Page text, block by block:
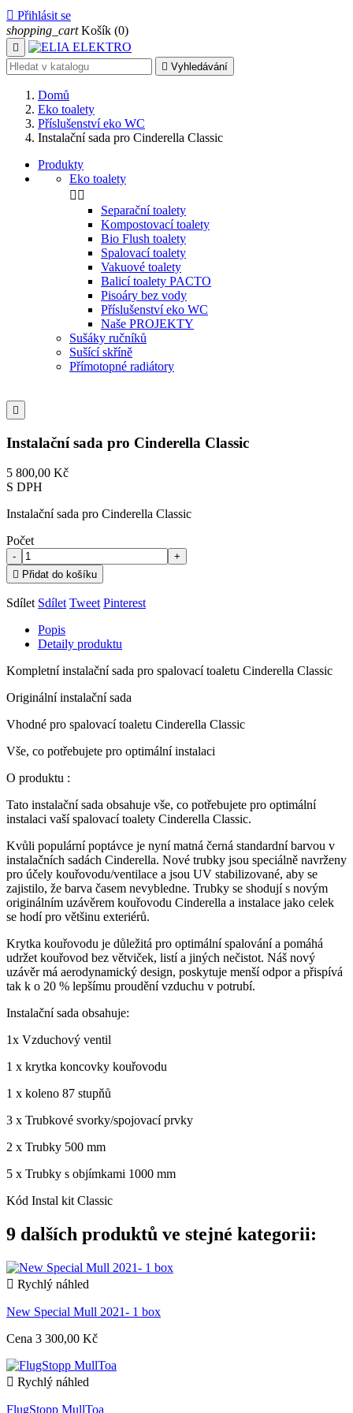
 Přihlásit se
shopping_cart Košík (0)

 Vyhledávání
Domů
Eko toalety
Příslušenství eko WC
Instalační sada pro Cinderella Classic
Produkty
Eko toalety
 
Separační toalety
Kompostovací toalety
Bio Flush toalety
Spalovací toalety
Vakuové toalety
Balicí toalety PACTO
Pisoáry bez vody
Příslušenství eko WC
Naše PROJEKTY
Sušáky ručníků
Sušící skříně
Přímotopné radiátory

Instalační sada pro Cinderella Classic
5 800,00 Kč
S DPH
Instalační sada pro Cinderella Classic
Počet
-
+
 Přidat do košíku
Sdílet Sdílet Tweet Pinterest
Popis
Detaily produktu
Kompletní instalační sada pro spalovací toaletu Cinderella Classic
Originální instalační sada
Vhodné pro spalovací toaletu Cinderella Classic
Vše, co potřebujete pro optimální instalaci
O produktu :
Tato instalační sada obsahuje vše, co potřebujete pro optimální
instalaci vaší spalovací toalety Cinderella Classic.
Kvůli populární poptávce je nyní matná černá standardní barvou v
instalačních sadách Cinderella. Nové trubky jsou speciálně navrženy
pro účely kouřovodu/ventilace a jsou UV stabilizované, aby se
zajistilo, že barva časem nevybledne. Trubky se shodují s novým
originálním uzávěrem kouřovodu Cinderella a instalace jako celek
se hodí pro většinu exteriérů.
Krytka kouřovodu je důležitá pro optimální spalování a pomáhá
udržet kouřovod bez větviček, listí a jiných nečistot. Náš nový
uzávěr má aerodynamický design, poskytuje menší odpor a přispívá
tak k o 20 % lepšímu proudění vzduchu v potrubí.
Instalační sada obsahuje:
1x Vzduchový ventil
1 x krytka koncovky kouřovodu
1 x koleno 87 stupňů
3 x Trubkové svorky/spojovací prvky
2 x Trubky 500 mm
5 x Trubky s objímkami 1000 mm
Kód Instal kit Classic
9 dalších produktů ve stejné kategorii:
 Rychlý náhled
New Special Mull 2021- 1 box
Cena 3 300,00 Kč
 Rychlý náhled
FlugStopp MullToa